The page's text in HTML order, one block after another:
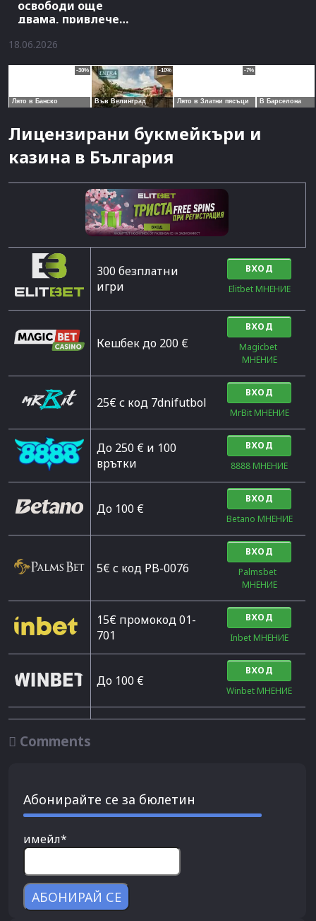
освободи още
двама, привлече
18.06.2026
Лицензирани букмейкъри и
казина в България
300 безплатни
игри
ВХОД
Elitbet МНЕНИЕ
Кешбек до 200 €
ВХОД
Magicbet
МНЕНИЕ
25€ с код 7dnifutbol
ВХОД
MrBit МНЕНИЕ
До 250 € и 100
врътки
ВХОД
8888 МНЕНИЕ
Дo 100 €
ВХОД
Betano МНЕНИЕ
5€ с код PB-0076
ВХОД
Palmsbet
МНЕНИЕ
15€ промокод 01-
701
ВХОД
Inbet МНЕНИЕ
До 100 €
ВХОД
Winbet МНЕНИЕ
 Comments
Абонирайте се за бюлетин
имейл*